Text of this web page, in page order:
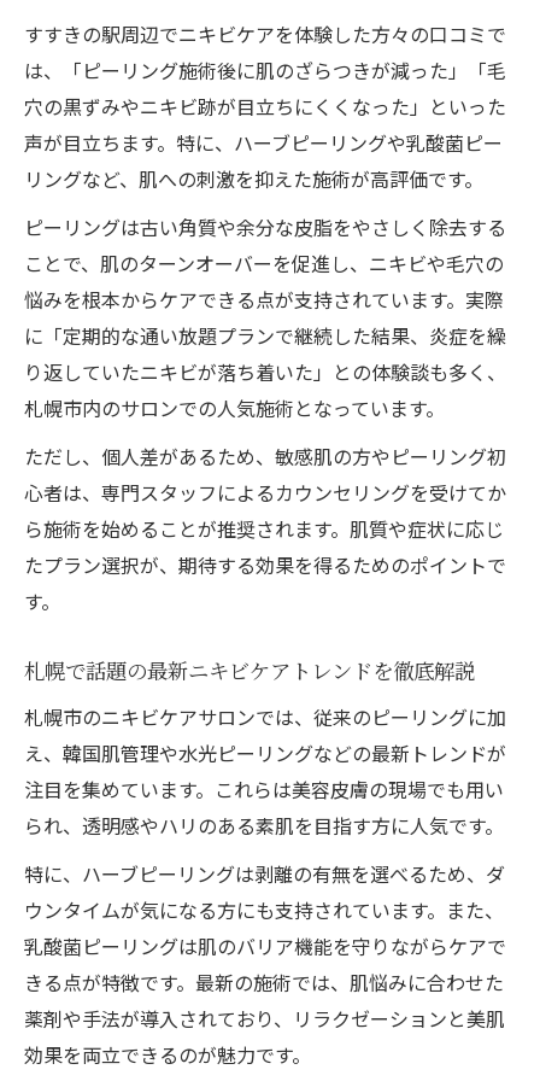
すすきの駅周辺でニキビケアを体験した方々の口コミで
は、「ピーリング施術後に肌のざらつきが減った」「毛
穴の黒ずみやニキビ跡が目立ちにくくなった」といった
声が目立ちます。特に、ハーブピーリングや乳酸菌ピー
リングなど、肌への刺激を抑えた施術が高評価です。
ピーリングは古い角質や余分な皮脂をやさしく除去する
ことで、肌のターンオーバーを促進し、ニキビや毛穴の
悩みを根本からケアできる点が支持されています。実際
に「定期的な通い放題プランで継続した結果、炎症を繰
り返していたニキビが落ち着いた」との体験談も多く、
札幌市内のサロンでの人気施術となっています。
ただし、個人差があるため、敏感肌の方やピーリング初
心者は、専門スタッフによるカウンセリングを受けてか
ら施術を始めることが推奨されます。肌質や症状に応じ
たプラン選択が、期待する効果を得るためのポイントで
す。
札幌で話題の最新ニキビケアトレンドを徹底解説
札幌市のニキビケアサロンでは、従来のピーリングに加
え、韓国肌管理や水光ピーリングなどの最新トレンドが
注目を集めています。これらは美容皮膚の現場でも用い
られ、透明感やハリのある素肌を目指す方に人気です。
特に、ハーブピーリングは剥離の有無を選べるため、ダ
ウンタイムが気になる方にも支持されています。また、
乳酸菌ピーリングは肌のバリア機能を守りながらケアで
きる点が特徴です。最新の施術では、肌悩みに合わせた
薬剤や手法が導入されており、リラクゼーションと美肌
効果を両立できるのが魅力です。